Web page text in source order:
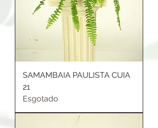
SAMAMBAIA PAULISTA CUIA
21
Esgotado